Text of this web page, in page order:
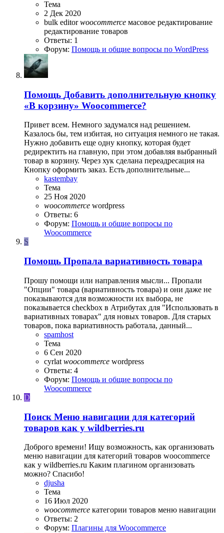
Тема
2 Дек 2020
bulk editorwoocommerce масовое редактирование
редактирование товаров
Ответы: 1
Форум: Помощь и общие вопросы по WordPress
Помощь Добавить дополнительную кнопку
«В корзину» Woocommerce?
Привет всем. Немного задумался над решением.
Казалось бы, тем избитая, но ситуация немного не такая.
Нужно добавить еще одну кнопку, которая будет
редиректить на главную, при этом добавляя выбранный
товар в корзину. Через хук сделана переадресация на
Кнопку оформить заказ. Есть дополнительные...
kastembay
Тема
25 Ноя 2020
woocommerce wordpress
Ответы: 6
Форум: Помощь и общие вопросы по
Woocommerce
S
Помощь Пропала вариативность товара
Прошу помощи или направления мысли... Пропали
"Опции" товара (вариативность товара) и они даже не
показываются для возможности их выбора, не
показывается checkbox в Атрибутах для "Использовать в
вариативных товарах" для новых товаров. Для старых
товаров, пока вариативность работала, данный...
spamhost
Тема
6 Сен 2020
cyrlat woocommerce wordpress
Ответы: 4
Форум: Помощь и общие вопросы по
Woocommerce
D
Поиск Меню навигации для категорий
товаров как у wildberries.ru
Доброго времени! Ищу возможность, как организовать
меню навигации для категорий товаров woocommerce
как у wildberries.ru Каким плагином организовать
можно? Спасибо!
djusha
Тема
16 Июл 2020
woocommerce категории товаров меню навигации
Ответы: 2
Форум: Плагины для Woocommerce